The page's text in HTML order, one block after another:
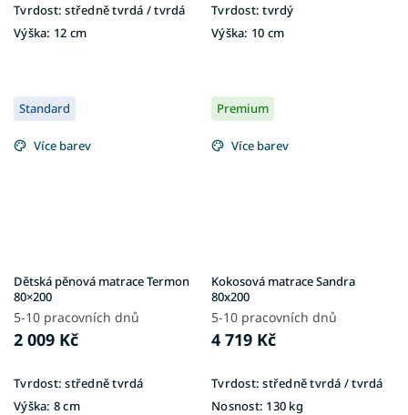
Tvrdost: středně tvrdá / tvrdá
Výška: 12 cm
Tvrdost: tvrdý
Výška: 10 cm
Standard
Více barev
Dětská pěnová matrace Termon
80×200
5-10 pracovních dnů
2 009 Kč
Tvrdost: středně tvrdá
Výška: 8 cm
Premium
Více barev
Kokosová matrace Sandra
80x200
5-10 pracovních dnů
4 719 Kč
Tvrdost: středně tvrdá / tvrdá
Nosnost: 130 kg